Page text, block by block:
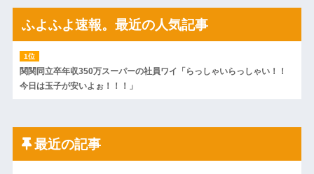
ふよふよ速報。最近の人気記事
関関同立卒年収350万スーパーの社員ワイ「らっしゃいらっしゃい！！
今日は玉子が安いよぉ！！！」
最近の記事